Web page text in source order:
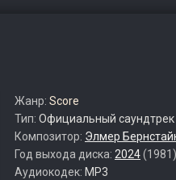
Жанр: Score
Тип: Официальный саундтрек
Композитор: Элмер
Год выхода диска: 2024(1981)
Аудиокодек: MP3